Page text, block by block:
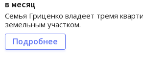
в месяц
Семья Гриценко владеет тремя
земельным участком.
Подробнее